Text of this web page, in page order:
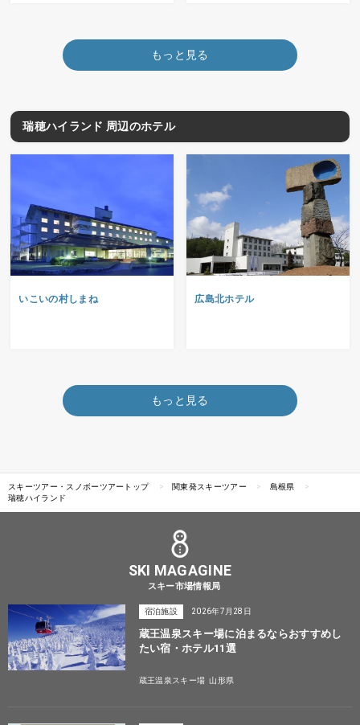
もっと見る
瑞穂ハイランド 周辺のホテル
いこいの村しまね 広島北ホテル
もっと見る
スキーツアー・スノボーツアートップ 関東発スキーツアー
島根県
瑞穂ハイランド
SKI MAGAGINE
スキー市場情報局
宿泊施設 2026年7月28日
蔵王温泉スキー場に泊まるならおすすめし
たい宿・ホテル11選
蔵王温泉スキー場 山形県